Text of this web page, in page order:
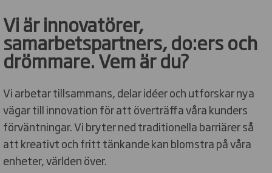
Vi är innovatörer,
samarbetspartners, do:ers och
drömmare. Vem är du?
Vi arbetar tillsammans, delar idéer och utforskar nya
vägar till innovation för att överträffa våra kunders
förväntningar. Vi bryter ned traditionella barriärer så
att kreativt och fritt tänkande kan blomstra på våra
enheter, världen över.